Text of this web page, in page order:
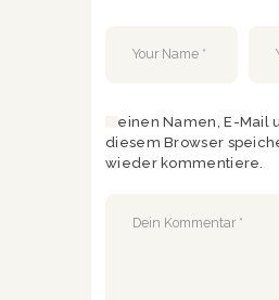
Meinen Namen, E-Mail
diesem Browser
wieder kommentiere.